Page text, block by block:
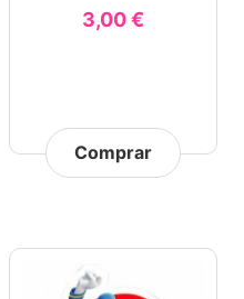
3,00 €
Comprar